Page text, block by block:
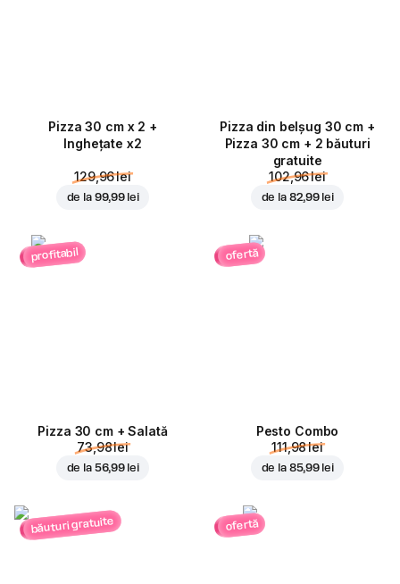
Pizza 30 cm x 2 +
Inghețate x2
129,96 lei
de la 99,99 lei
Pizza din belșug 30 cm +
Pizza 30 cm + 2 băuturi
gratuite
102,96 lei
de la 82,99 lei
profitabil
Pizza 30 cm + Salată
73,98 lei
de la 56,99 lei
ofertă
Pesto Combo
111,98 lei
de la 85,99 lei
băuturi gratuite ofertă